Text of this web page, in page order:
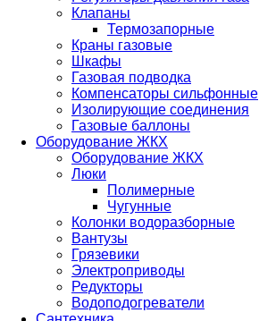
Клапаны
Термозапорные
Краны газовые
Шкафы
Газовая подводка
Компенсаторы сильфонные
Изолирующие соединения
Газовые баллоны
Оборудование ЖКХ
Оборудование ЖКХ
Люки
Полимерные
Чугунные
Колонки водоразборные
Вантузы
Грязевики
Электроприводы
Редукторы
Водоподогреватели